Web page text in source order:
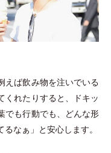
えば飲み物を注いでいる
くれたりすると、ドキッ
でも行動でも、どんな形
るなぁ 」 と安心します。